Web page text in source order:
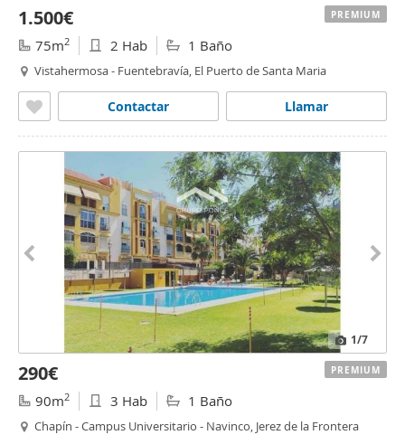
1.500€
75m2 2 Hab 1 Baño
Vistahermosa - Fuentebravía, El Puerto de Santa Maria
Llamar
Contactar
PREMIUM
1/7
290€
90m2 3 Hab 1 Baño
Chapín - Campus Universitario - Navinco, Jerez de la Frontera
PREMIUM